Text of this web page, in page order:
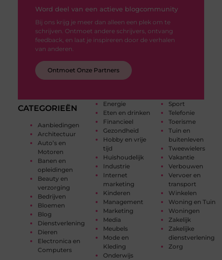
CATEGORIEËN
Aanbiedingen
Architectuur
Auto’s en
Motoren
Banen en
opleidingen
Beauty en
verzorging
Bedrijven
Bloemen
Blog
Dienstverlening
Dieren
Electronica en
Computers
Energie
Eten en drinken
Financieel
Gezondheid
Hobby en vrije
tijd
Huishoudelijk
Industrie
Internet
marketing
Kinderen
Management
Marketing
Media
Meubels
Mode en
Kleding
Onderwijs
Sport
Telefonie
Toerisme
Tuin en
buitenleven
Tweewielers
Vakantie
Verbouwen
Vervoer en
transport
Winkelen
Woning en Tuin
Woningen
Zakelijk
Zakelijke
dienstverlening
Zorg
Word deel van een actieve blogcommunity
Bij ons krijg je meer dan alleen een plek om te
schrijven. Ontmoet andere schrijvers, ontvang
feedback, en laat je inspireren door de verhalen
van anderen.
Ontmoet Onze Partners